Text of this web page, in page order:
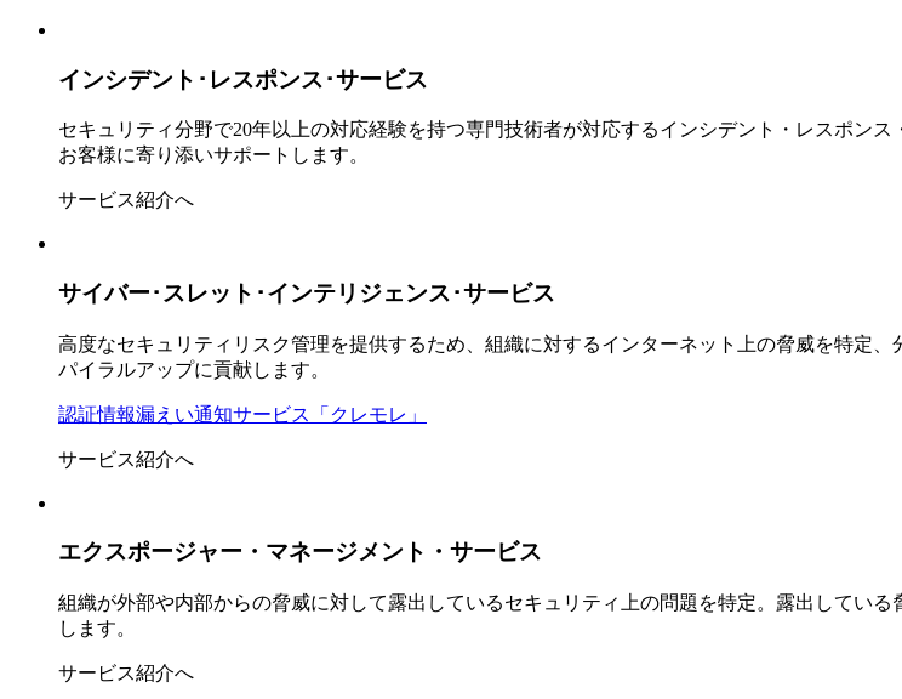
インシデント･レスポンス･サービス
セキュリティ分野で20年以上の対応経験を持つ専門技術者が対応するインシデント・レスポン
お客様に寄り添いサポートします。
サービス紹介へ
サイバー･スレット･インテリジェンス･サービス
高度なセキュリティリスク管理を提供するため、組織に対するインターネット上の脅威を特定
パイラルアップに貢献します。
認証情報漏えい通知サービス「クレモレ」
サービス紹介へ
エクスポージャー・マネージメント・ サービス
組織が外部や内部からの脅威に対して露出しているセキュリティ上の問題を特定。露出してい
します。
サービス紹介へ